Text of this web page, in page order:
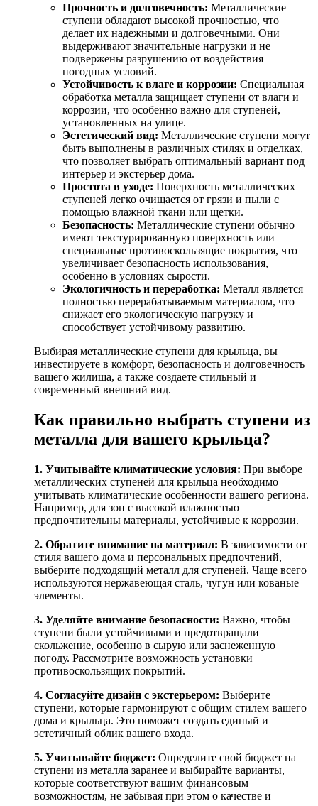
Прочность и долговечность: Металлические
ступени обладают высокой прочностью, что
делает их надежными и долговечными. Они
выдерживают значительные нагрузки и не
подвержены разрушению от воздействия
погодных условий.
Устойчивость к влаге и коррозии: Специальная
обработка металла защищает ступени от влаги и
коррозии, что особенно важно для ступеней,
установленных на улице.
Эстетический вид: Металлические ступени могут
быть выполнены в различных стилях и отделках,
что позволяет выбрать оптимальный вариант под
интерьер и экстерьер дома.
Простота в уходе: Поверхность металлических
ступеней легко очищается от грязи и пыли с
помощью влажной ткани или щетки.
Безопасность: Металлические ступени обычно
имеют текстурированную поверхность или
специальные противоскользящие покрытия, что
увеличивает безопасность использования,
особенно в условиях сырости.
Экологичность и переработка: Металл является
полностью перерабатываемым материалом, что
снижает его экологическую нагрузку и
способствует устойчивому развитию.
Выбирая металлические ступени для крыльца, вы
инвестируете в комфорт, безопасность и долговечность
вашего жилища, а также создаете стильный и
современный внешний вид.
Как правильно выбрать ступени из
металла для вашего крыльца?
1. Учитывайте климатические условия: При выборе
металлических ступеней для крыльца необходимо
учитывать климатические особенности вашего региона.
Например, для зон с высокой влажностью
предпочтительны материалы, устойчивые к коррозии.
2. Обратите внимание на материал: В зависимости от
стиля вашего дома и персональных предпочтений,
выберите подходящий металл для ступеней. Чаще всего
используются нержавеющая сталь, чугун или кованые
элементы.
3. Уделяйте внимание безопасности: Важно, чтобы
ступени были устойчивыми и предотвращали
скольжение, особенно в сырую или заснеженную
погоду. Рассмотрите возможность установки
противоскользящих покрытий.
4. Согласуйте дизайн с экстерьером: Выберите
ступени, которые гармонируют с общим стилем вашего
дома и крыльца. Это поможет создать единый и
эстетичный облик вашего входа.
5. Учитывайте бюджет: Определите свой бюджет на
ступени из металла заранее и выбирайте варианты,
которые соответствуют вашим финансовым
возможностям, не забывая при этом о качестве и